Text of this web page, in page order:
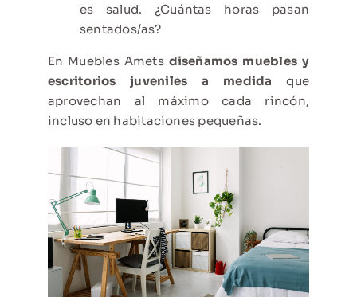
es salud. ¿Cuántas horas pasan
sentados/as?
En Muebles Amets diseñamos muebles y
escritorios juveniles a medida que
aprovechan al máximo cada rincón,
incluso en habitaciones pequeñas.